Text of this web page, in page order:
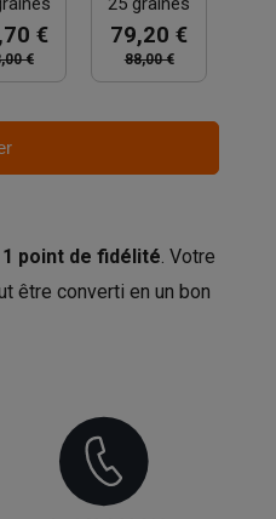
€
€
79,20 €
88,00 €
1 point de fidélité. Votre
être converti en un bon